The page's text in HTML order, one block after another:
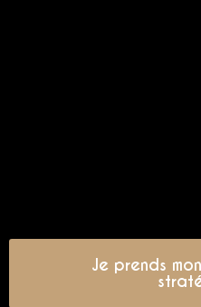
Je prends